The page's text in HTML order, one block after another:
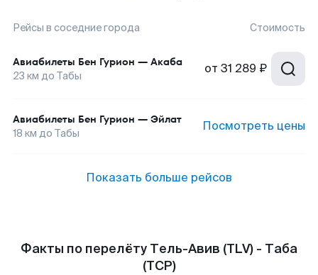
Рейсы в соседние города Стоимость
Авиабилеты Бен Гурион — Акаба
23 км до Табы от 31 289 ₽
Авиабилеты Бен Гурион — Эйлат
18 км до Табы Посмотреть цены
Показать больше рейсов
Факты по перелёту Тель-Авив (TLV) - Таба
(TCP)